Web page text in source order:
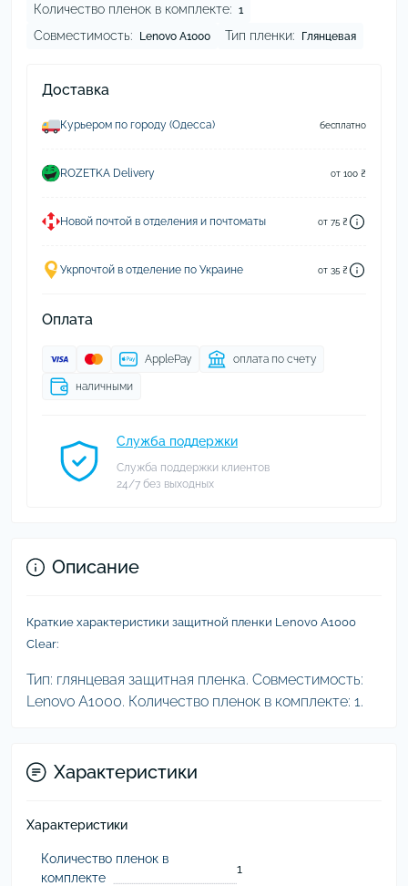
Количество пленок в комплекте: 1
Совместимость: Lenovo A1000 Тип пленки: Глянцевая
Доставка
Курьером по городу (Одесса) бесплатно
ROZETKA Delivery от 100 ₴
Новой почтой в отделения и почтоматы от 75 ₴
Укрпочтой в отделение по Украине от 35 ₴
Оплата
ApplePay оплата по счету
наличными
Служба поддержки
Служба поддержки клиентов
24/7 без выходных
Описание
Краткие характеристики защитной пленки Lenovo A1000
Clear:
Тип: глянцевая защитная пленка. Совместимость:
Lenovo A1000. Количество пленок в комплекте: 1.
Характеристики
Характеристики
Количество пленок в
комплекте
1